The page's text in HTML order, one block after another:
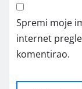
Spremi moje
internet
komentirao.